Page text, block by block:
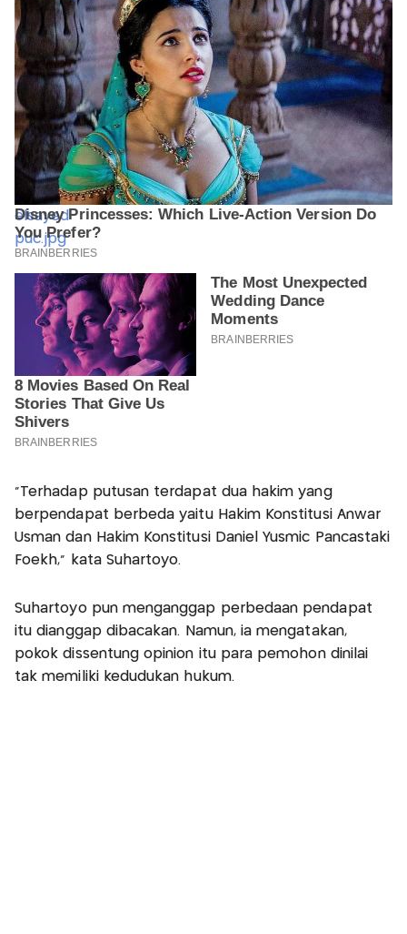
"Terhadap putusan terdapat dua hakim yang
berpendapat berbeda yaitu Hakim Konstitusi Anwar
Usman dan Hakim Konstitusi Daniel Yusmic Pancastaki
Foekh," kata Suhartoyo.
Suhartoyo pun menganggap perbedaan pendapat
itu dianggap dibacakan. Namun, ia mengatakan,
pokok dissentung opinion itu para pemohon dinilai
tak memiliki kedudukan hukum.